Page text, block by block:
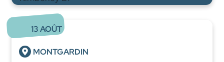
13AOÛT
MONTGARDIN